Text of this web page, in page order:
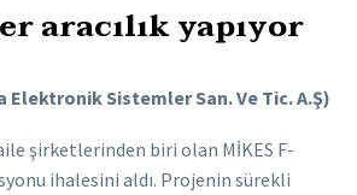
aracılık yapıyor
Elektronik Sistemler San. Ve Tic. A.Ş)
şirketlerinden biri olan MİKES F-
ihalesini aldı. Projenin sürekli